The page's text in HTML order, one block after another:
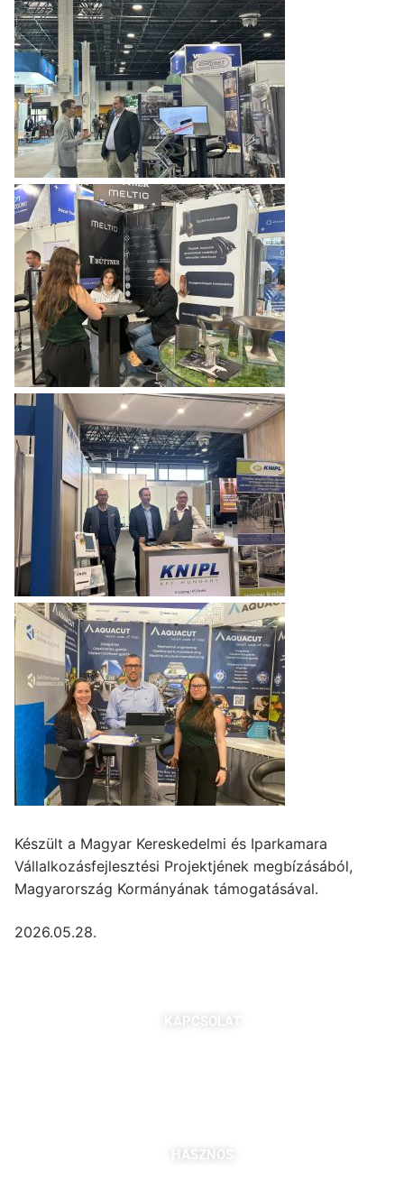
Készült a Magyar Kereskedelmi és Iparkamara
Vállalkozásfejlesztési Projektjének megbízásából,
Magyarország Kormányának támogatásával.
2026.05.28.
KAPCSOLAT
HASZNOS